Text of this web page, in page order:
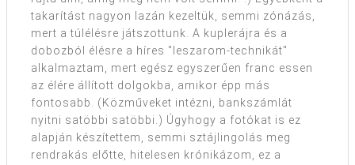
takarítást nagyon lazán kezeltük, semmi zónázás,
mert a túlélésre játszottunk. A kuplerájra és a
dobozból élésre a híres "leszarom-technikát"
alkalmaztam, mert egész egyszerűen franc essen
az élére állított dolgokba, amikor épp más
fontosabb. (Közműveket intézni, bankszámlát
nyitni satöbbi satöbbi.) Úgyhogy a fotókat is ez
alapján készítettem, semmi sztájlingolás meg
rendrakás előtte, hitelesen krónikázom, ez a